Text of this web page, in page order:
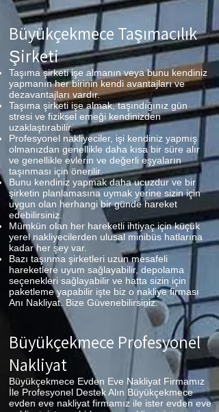
Büyükçekmece Taşımacılık
Şirketi
Taşıma şirketi işe almanın veya bunu kendiniz
yapmanın her birinin kendi avantajları ve
dezavantajları vardır.
Taşıma şirketi işe almak, taşındığınız gün
stresi ve fiziksel emeği kendinizden
uzaklaştırabilir.
Profesyonel nakliyeciler, işi kendiniz yapmış
olmanızdan genellikle daha kısa bir süre alır
ve genellikle evlerin ve değerli eşyaların
taşınması için önerilir.
Bunu kendiniz yapmak daha ucuzdur ve bir
şirketin planlamasına uymak yerine sizin için
uygun olan herhangi bir günde hareket
edebilirsiniz.
Mümkün olan her hareketli ihtiyaç için küçük
yerel nakliyecilerden ulusal minibüs hatlarına
kadar her şey var.
Bazı taşınma şirketleri uzun mesafeli
hareketlere uyum sağlayabilir, depolama
seçenekleri sağlayabilir ve hatta sizin için
paketleme yapabilir işte biz o nakliye firması
Anı Nakliyat. Bize Güvenebilirsiniz.
Büyükçekmece Profesyonel
Nakliyat
Büyükçekmece Evden Eve Nakliyat Firmamız
İle Profesyonel Destek Alın Büyükçekmece
evden eve nakliyat firmamız ile ister evden eve